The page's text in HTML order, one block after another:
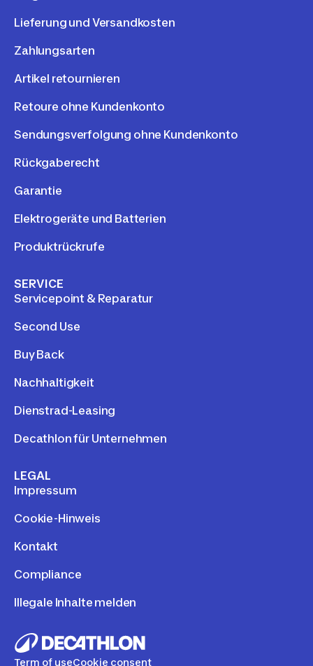
Lieferung und Versandkosten
Zahlungsarten
Artikel retournieren
Retoure ohne Kundenkonto
Sendungsverfolgung ohne Kundenkonto
Rückgaberecht
Garantie
Elektrogeräte und Batterien
Produktrückrufe
SERVICE
Servicepoint & Reparatur
Second Use
Buy Back
Nachhaltigkeit
Dienstrad-Leasing
Decathlon für Unternehmen
LEGAL
Impressum
Cookie-Hinweis
Kontakt
Compliance
Illegale Inhalte melden
Term of useCookie consent